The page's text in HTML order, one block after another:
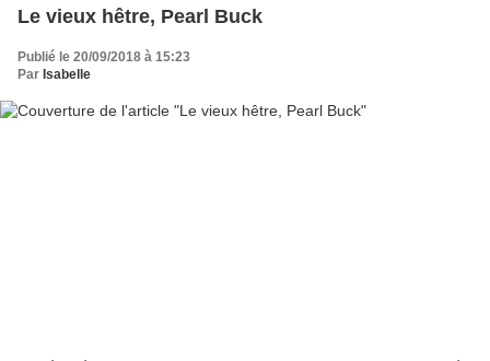
Le vieux hêtre, Pearl Buck
Publié le 20/09/2018 à 15:23
Par Isabelle